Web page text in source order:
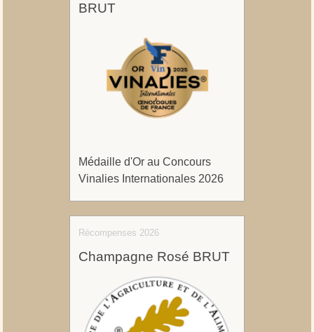
BRUT
Médaille d'Or au Concours
Vinalies Internationales 2026
Récompenses 2026
Champagne Rosé BRUT